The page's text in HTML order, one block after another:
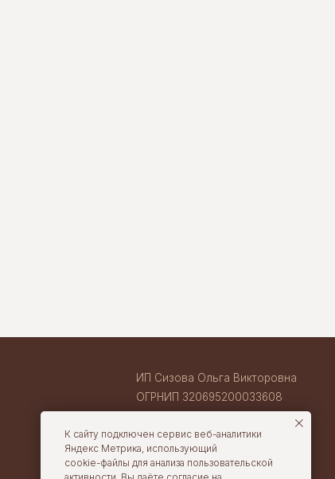
К сайту подключен сервис веб-аналитики
Яндекс Метрика, использующий
cookie-файлы для анализа пользовательской